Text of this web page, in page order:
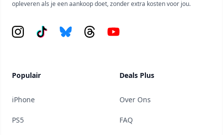
opleveren als je een aankoop doet, zonder extra kosten voor jou.
Instagram
Tiktok BlueskyThreadsYouTube
Populair
iPhone
PS5
Deals Plus
Over Ons
FAQ